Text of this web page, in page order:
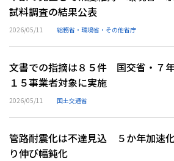
試料調査の結果公表
2026/05/11 総務省・環境省・その他省庁
文書での指摘は８５件 国交省・７年
１５事業者対象に実施
2026/05/11 国土交通省
管路耐震化は不達見込 ５か年加速
り伸び幅鈍化